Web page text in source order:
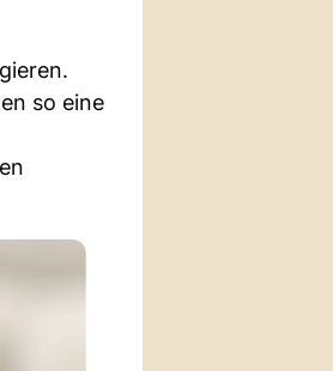
so eine